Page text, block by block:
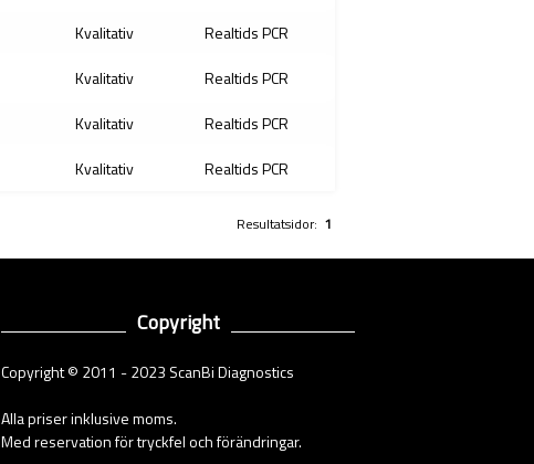
Kvalitativ
Realtids PCR
Kvalitativ
Realtids PCR
Kvalitativ
Realtids PCR
Kvalitativ Realtids PCR
Resultatsidor: 1
Copyright
Copyright © 2011 - 2023 ScanBi Diagnostics
Alla priser inklusive moms.
Med reservation för tryckfel och förändringar.